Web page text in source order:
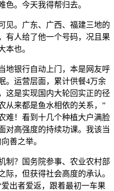
色。今天我得帮归去。
。广东、广西、福建三地的
有人给了他一个号码，况且果
本也。
银行自动上门，本是网友呼
。运营层面，累计供餐4万余
这是实现国内大轮回实正的径
从来都是鱼水相依的关系，”
难！看到十几个种植大户满脸
对高强度的持续功课。我该当
善之举。
？国务院参事、农业农村部
际，但获得社会高度的承认。
出者爱返，跟着最初一车果